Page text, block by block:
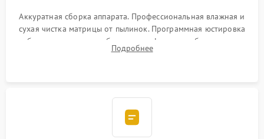
Аккуратная сборка аппарата. Профессиональная влажная и
сухая чистка матрицы от пылинок. Программная юстировка
рабочего отрезка, калибровка автофокуса, стабилизатора и
экспозамера с помощью сервисного ПО.
Подробнее